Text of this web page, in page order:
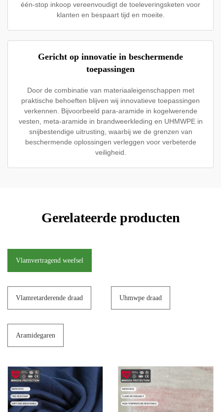
één-stop inkoop vereenvoudigt de toeleveringsketen voor
klanten en bespaart tijd en moeite.
Gericht op innovatie in beschermende
toepassingen
Door de combinatie van materiaaleigenschappen met
praktische behoeften blijven wij innovatieve toepassingen
verkennen. Bijvoorbeeld para-aramide in kogelwerende
vesten, meta-aramide in brandweerkleding en UHMWPE in
snijbestendige uitrusting, waarbij we de grenzen van
beschermende oplossingen verleggen voor verbeterde
veiligheid.
Gerelateerde producten
Vlamvertragend weefsel
Vlamretarderende draad Uhmwpe draad
Aramidegaren